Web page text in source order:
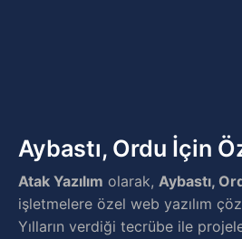
Aybastı, Ordu İçin
Atak Yazılım olarak, Aybastı,
işletmelere özel web yazılım
Yılların verdiği tecrübe ile